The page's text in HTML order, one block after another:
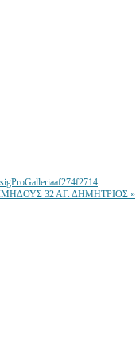
32 ΑΓ. ΔΗΜΗΤΡΙΟΣ »